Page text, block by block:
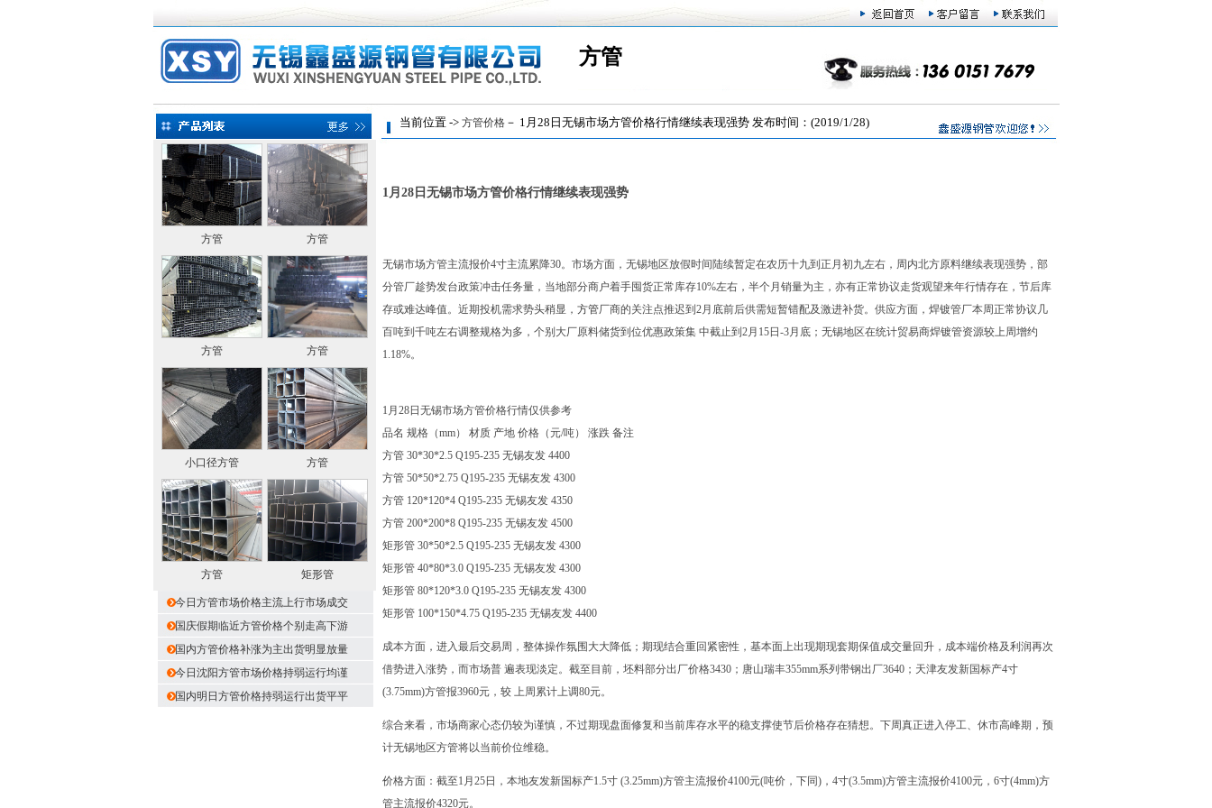
方管
方管 方管
方管 方管
小口径方管 方管
方管 矩形管
今日方管市场价格主流上行市场成交
国庆假期临近方管价格个别走高下游
国内方管价格补涨为主出货明显放量
今日沈阳方管市场价格持弱运行均谨
国内明日方管价格持弱运行出货平平
当前位置 -> 方管价格－ 1月28日无锡市场方管价格行情继续表现强势 发布时间：(2019/1/28)
1月28日无锡市场方管价格行情继续表现强势
无锡市场方管主流报价4寸主流累降30。市场方面，无锡地区放假时间陆续暂定在农历十九到正月初九左右，周内北方原料继续表现强势，部
分管厂趁势发台政策冲击任务量，当地部分商户着手囤货正常库存10%左右，半个月销量为主，亦有正常协议走货观望来年行情存在，节后库
存或难达峰值。近期投机需求势头稍显， 方管厂商的关注点推迟到2月底前后供需短暂错配及激进补货。供应方面，焊镀管厂本周正常协议几
百吨到千吨左右调整规格为多，个别大厂原料储货到位优惠政策集 中截止到2月15日-3月底；无锡地区在统计贸易商焊镀管资源较上周增约
1.18%。
1月28日无锡市场方管价格行情仅供参考
品名 规格（mm） 材质 产地 价格（元/吨） 涨跌 备注
方管 30*30*2.5 Q195-235 无锡友发 4400
方管 50*50*2.75 Q195-235 无锡友发 4300
方管 120*120*4 Q195-235 无锡友发 4350
方管 200*200*8 Q195-235 无锡友发 4500
矩形管 30*50*2.5 Q195-235 无锡友发 4300
矩形管 40*80*3.0 Q195-235 无锡友发 4300
矩形管 80*120*3.0 Q195-235 无锡友发 4300
矩形管 100*150*4.75 Q195-235 无锡友发 4400
成本方面，进入最后交易周，整体操作氛围大大降低；期现结合重回紧密性，基本面上出现期现套期保值成交量回升，成本端价格及利润再次
借势进入涨势，而市场普 遍表现淡定。截至目前，坯料部分出厂价格3430；唐山瑞丰355mm系列带钢出厂3640；天津友发新国标产4寸
(3.75mm)方管报3960元，较 上周累计上调80元。
综合来看，市场商家心态仍较为谨慎，不过期现盘面修复和当前库存水平的稳支撑使节后价格存在猜想。下周真正进入停工、休市高峰期，预
计无锡地区方管将以当前价位维稳。
价格方面：截至1月25日，本地友发新国标产1.5寸 (3.25mm)方管主流报价4100元(吨价，下同)，4寸(3.5mm)方管主流报价4100元，6寸(4mm)方
管主流报价4320元。